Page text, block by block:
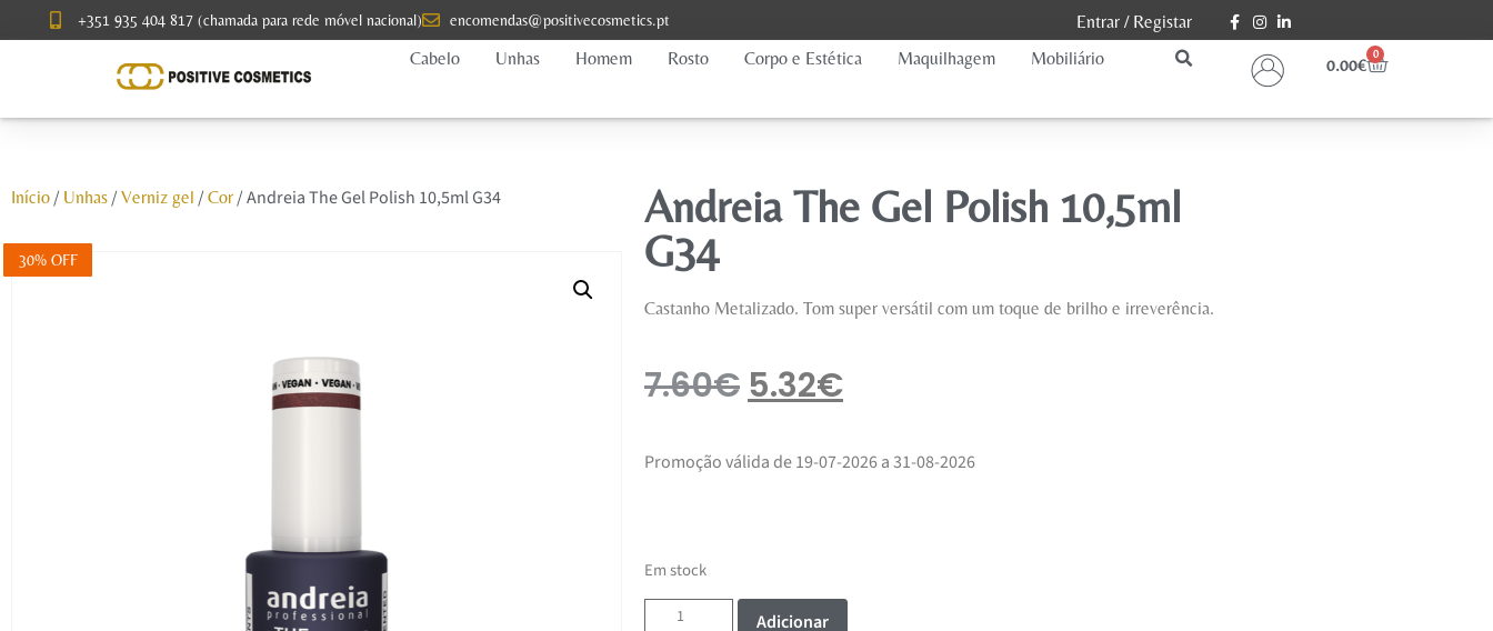
+351 935 404 817 (chamada para rede móvel nacional) encomendas@positivecosmetics.pt Entrar/ Registar
Cabelo
Unhas Homem Rosto Corpo e Estética Maquilhagem Mobiliário 0.00€
0
Início/ Unhas/ Verniz gel / Cor/ Andreia The Gel Polish 10,5ml G34
30% OFF
Andreia The Gel Polish 10,5ml
G34
Castanho Metalizado. Tom super versátil com um toque de brilho e irreverência.
7.60€ 5.32€
Promoção válida de 19-07-2026 a 31-08-2026
Em stock
Adicionar